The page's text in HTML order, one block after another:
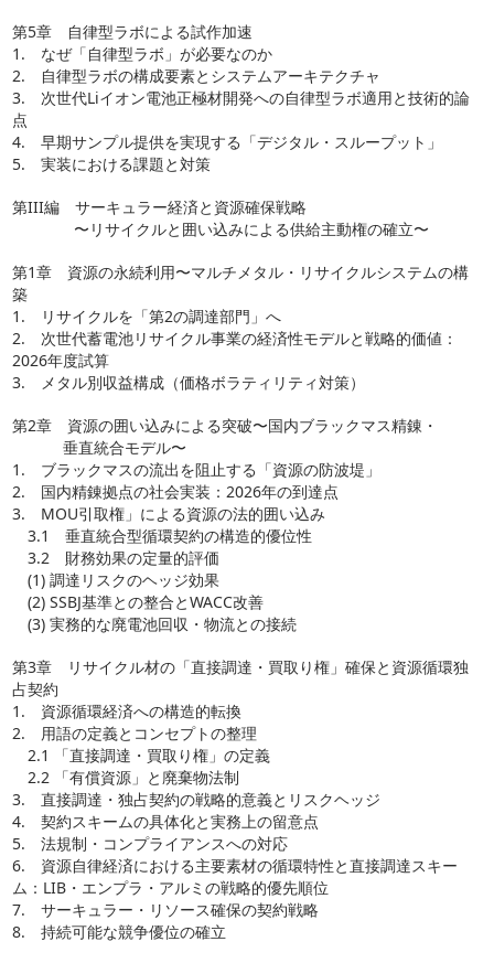
第5章 自律型ラボによる試作加速
1. なぜ「自律型ラボ」が必要なのか
2. 自律型ラボの構成要素とシステムアーキテクチャ
3. 次世代Liイオン電池正極材開発への自律型ラボ適用と技術的論
点
4. 早期サンプル提供を実現する「デジタル・スループット」
5. 実装における課題と対策
第III編 サーキュラー経済と資源確保戦略
〜リサイクルと囲い込みによる供給主動権の確立〜
第1章 資源の永続利用〜マルチメタル・リサイクルシステムの構
築
1. リサイクルを「第2の調達部門」へ
2. 次世代蓄電池リサイクル事業の経済性モデルと戦略的価値：
2026年度試算
3. メタル別収益構成（価格ボラティリティ対策）
第2章 資源の囲い込みによる突破〜国内ブラックマス精錬・
垂直統合モデル〜
1. ブラックマスの流出を阻止する「資源の防波堤」
2. 国内精錬拠点の社会実装：2026年の到達点
3. MOU引取権」による資源の法的囲い込み
3.1 垂直統合型循環契約の構造的優位性
3.2 財務効果の定量的評価
(1) 調達リスクのヘッジ効果
(2) SSBJ基準との整合とWACC改善
(3) 実務的な廃電池回収・物流との接続
第3章 リサイクル材の「直接調達・買取り権」確保と資源循環独
占契約
1. 資源循環経済への構造的転換
2. 用語の定義とコンセプトの整理
2.1 「直接調達・買取り権」の定義
2.2 「有償資源」と廃棄物法制
3. 直接調達・独占契約の戦略的意義とリスクヘッジ
4. 契約スキームの具体化と実務上の留意点
5. 法規制・コンプライアンスへの対応
6. 資源自律経済における主要素材の循環特性と直接調達スキー
ム：LIB・エンプラ・アルミの戦略的優先順位
7. サーキュラー・リソース確保の契約戦略
8. 持続可能な競争優位の確立